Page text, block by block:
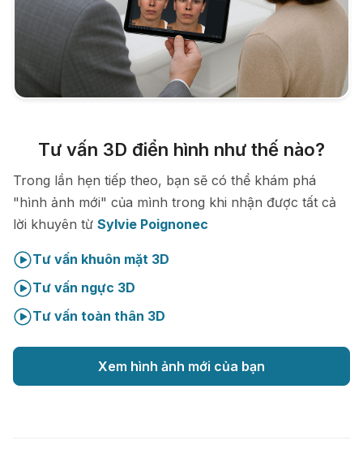
Tư vấn 3D điển hình như thế nào?
Trong lần hẹn tiếp theo, bạn sẽ có thể khám phá
"hình ảnh mới" của mình trong khi nhận được tất cả
lời khuyên từ Sylvie Poignonec
Tư vấn khuôn mặt 3D
Tư vấn ngực 3D
Tư vấn toàn thân 3D
Xem hình ảnh mới của bạn